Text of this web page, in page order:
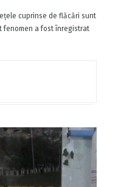
cuprinse de flăcări sunt
fenomen a fost înregistrat